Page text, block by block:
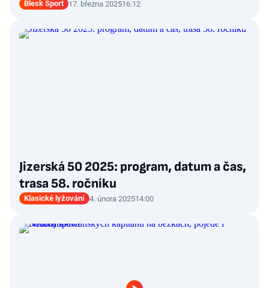
Blesk Sport 17. března 202516:12
Jizerská 50 2025: program, datum a čas,
trasa 58. ročníku
Klasické lyžování 4. února 202514:00